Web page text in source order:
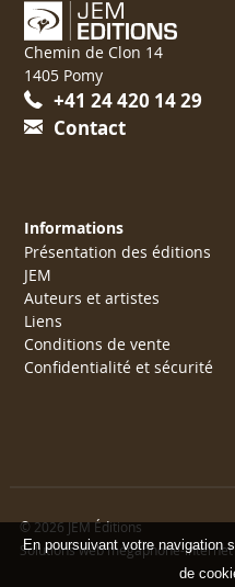
En poursuivant votre navigation
de
Chemin de Clon 14
1405 Pomy
+41 24 420 14 29
Contact
Informations
Présentation des éditions
JEM
Auteurs et artistes
Liens
Conditions de vente
Confidentialité et sécurité
© 2026 JEM Éditions
Solutions web mégaphone-internet